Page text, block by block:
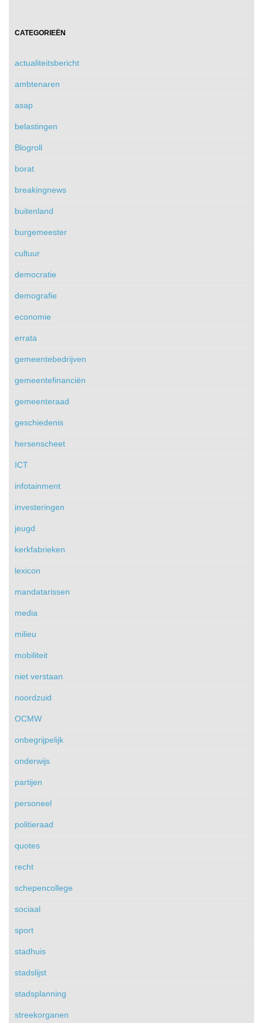
CATEGORIEËN
actualiteitsbericht
ambtenaren
asap
belastingen
Blogroll
borat
breakingnews
buitenland
burgemeester
cultuur
democratie
demografie
economie
errata
gemeentebedrijven
gemeentefinanciën
gemeenteraad
geschiedenis
hersenscheet
ICT
infotainment
investeringen
jeugd
kerkfabrieken
lexicon
mandatarissen
media
milieu
mobiliteit
niet verstaan
noordzuid
OCMW
onbegrijpelijk
onderwijs
partijen
personeel
politieraad
quotes
recht
schepencollege
sociaal
sport
stadhuis
stadslijst
stadsplanning
streekorganen